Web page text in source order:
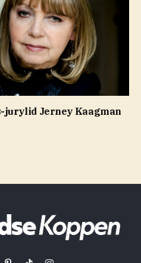
jurylid Jerney Kaagman